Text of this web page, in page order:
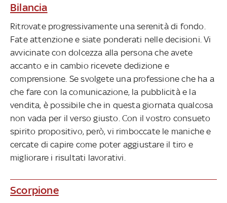
Bilancia
Ritrovate progressivamente una serenità di fondo.
Fate attenzione e siate ponderati nelle decisioni. Vi
avvicinate con dolcezza alla persona che avete
accanto e in cambio ricevete dedizione e
comprensione. Se svolgete una professione che ha a
che fare con la comunicazione, la pubblicità e la
vendita, è possibile che in questa giornata qualcosa
non vada per il verso giusto. Con il vostro consueto
spirito propositivo, però, vi rimboccate le maniche e
cercate di capire come poter aggiustare il tiro e
migliorare i risultati lavorativi.
Scorpione